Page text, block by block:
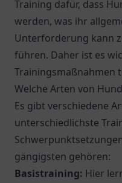
Training dafür, dass
werden, was ihr
Unterforderung kann
führen. Daher ist es
Trainingsmaßnahmen
Welche Arten von
Es gibt verschiedene
unterschiedlichste
gängigsten gehören:
Basistraining: Hier